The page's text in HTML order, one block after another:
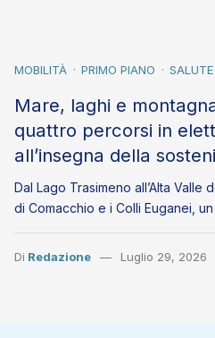
MOBILITÀ PRIMO PIANO SALUTE
Mare, laghi e
quattro percorsi in
all’insegna della
Dal Lago Trasimeno all’Alta Valle
di Comacchio e i Colli Euganei,
Di Redazione Luglio 29, 2026